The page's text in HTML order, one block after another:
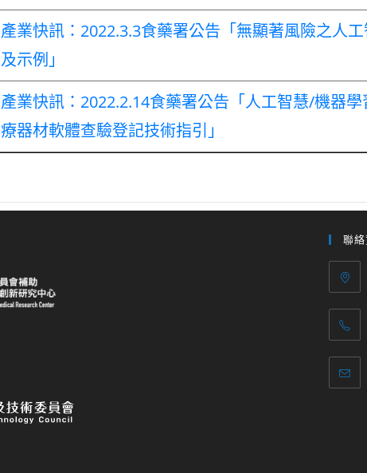
產業快訊：2022.3.3食藥署公告「無顯著風險之人
及示例」
產業快訊：2022.2.14食藥署公告「人工智慧/機器
療器材軟體查驗登記技術指引」
聯